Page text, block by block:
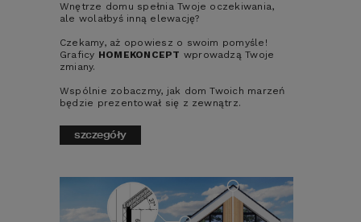
Wnętrze domu spełnia Twoje oczekiwania,
ale wolałbyś inną elewację?
Czekamy, aż opowiesz o swoim pomyśle!
Graficy HOMEKONCEPT wprowadzą Twoje
zmiany.
Wspólnie zobaczmy, jak dom Twoich marzeń
będzie prezentował się z zewnątrz.
szczegóły
Ogrzewanie pomieszczeń
gospodarczych – warto przemyśleć
czy uzasadnione jest intensywne
gospodarczych oraz utrzymywanie tej
pomieszczeniach przez całą dobę.
nieobecność to spore oszczędności
energii, nawet 10-15%. Ponadto nie